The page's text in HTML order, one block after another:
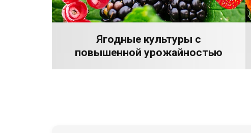
Ягодные культуры с
повышенной урожайностью